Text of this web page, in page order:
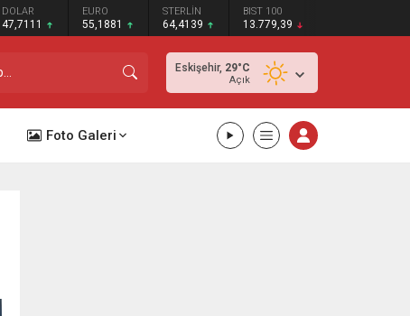
DOLAR
47,7111
EURO
55,1881
STERLİN
64,4139
BIST 100
13.779,39
Eskişehir, 29°C
Açık
Foto Galeri